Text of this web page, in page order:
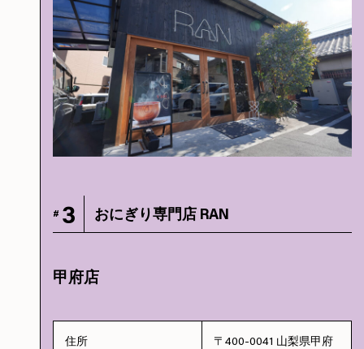
# 3 おにぎり専門店 RAN
甲府店
住所
〒400-0041 山梨県甲府